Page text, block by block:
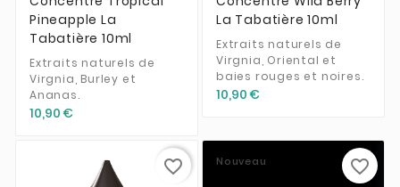
Pineapple La
Tabatière 10ml
Extraits naturels de
Virgnia, Burley et
Ananas.
10,90 €
La Tabatière 10ml
Extraits naturels de
Virgnia, Oriental et
baies rouges et noires.
10,90 €
favorite_border Nouveau favorite_border